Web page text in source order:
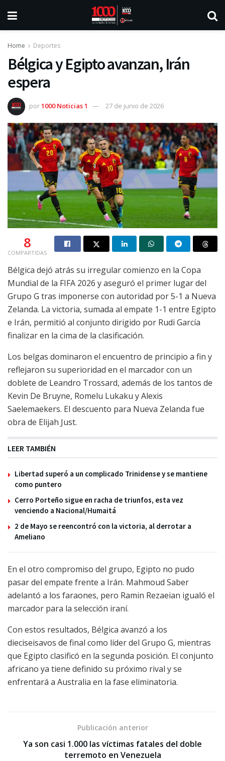
Home Deportes
Bélgica y Egipto avanzan, Irán
espera
por1000 Noticias 1 27 de junio de 2026
8
COMPARTIDAS
Bélgica dejó atrás su irregular comienzo en la Copa
Mundial de la FIFA 2026 y aseguró el primer lugar del
Grupo G tras imponerse con autoridad por 5-1 a Nueva
Zelanda. La victoria, sumada al empate 1-1 entre Egipto
e Irán, permitió al conjunto dirigido por Rudi García
finalizar en la cima de la clasificación.
Los belgas dominaron el encuentro de principio a fin y
reflejaron su superioridad en el marcador con un
doblete de Leandro Trossard, además de los tantos de
Kevin De Bruyne, Romelu Lukaku y Alexis
Saelemaekers. El descuento para Nueva Zelanda fue
obra de Elijah Just.
LEER TAMBIÉN
Libertad superó a un complicado Trinidense y se mantiene
como puntero
Cerro Porteño sigue en racha de triunfos, esta vez
venciendo a Nacional/Humaitá
2 de Mayo se reencontró con la victoria, al derrotar a
Ameliano
En el otro compromiso del grupo, Egipto no pudo
pasar del empate frente a Irán. Mahmoud Saber
adelantó a los faraones, pero Ramin Rezaeian igualó el
marcador para la selección iraní.
Con estos resultados, Bélgica avanzó a los
dieciseisavos de final como líder del Grupo G, mientras
que Egipto clasificó en la segunda posición. El conjunto
africano ya tiene definido su próximo rival y se
enfrentará a Australia en la fase eliminatoria.
Publicación anterior
Ya son casi 1.000 las víctimas fatales del doble
terremoto en Venezuela